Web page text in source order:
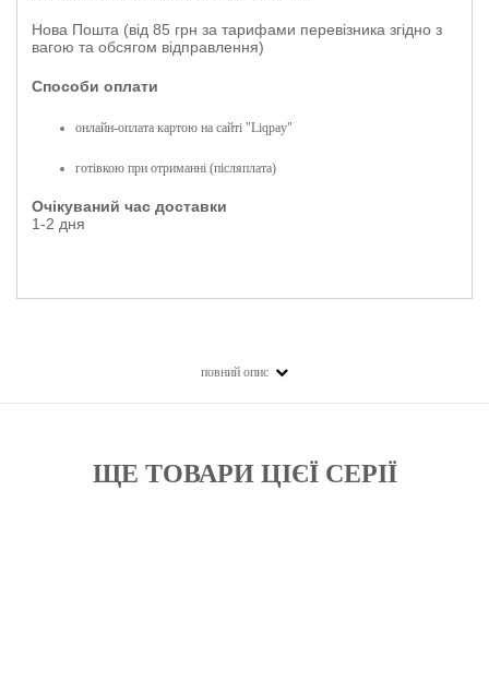
Нова Пошта (від 85 грн за тарифами перевізника згідно з
вагою та обсягом відправлення)
Способи оплати
онлайн-оплата картою на сайті "Liqpay"
готівкою при отриманні (післяплата)
Очікуваний час доставки
1-2 дня
повний опис
ЩЕ ТОВАРИ ЦІЄЇ СЕРІЇ